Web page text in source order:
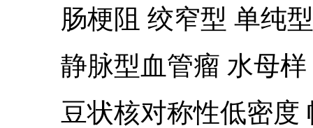
肠梗阻 绞窄型 单纯型
静脉型血管瘤 水母样
豆状核对称性低密度